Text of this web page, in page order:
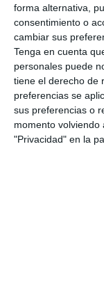
forma alternativa,
consentimiento o
cambiar sus
Tenga en cuenta
personales puede
tiene el derecho de
preferencias se
sus preferencias o
momento volviendo
"Privacidad" en la